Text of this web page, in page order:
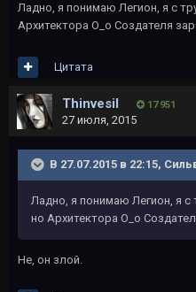
Ладно, я понимаю Легион, я с
Архитектора О_о Создателя
Цитата
Thinvesil 17 951
27 июля, 2015
В 27.07.2015 в 22:15,
Ладно, я понимаю Легион, я с
но Архитектора О_о
Не, он злой.